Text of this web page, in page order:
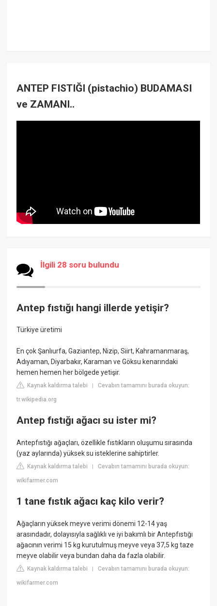
ANTEP FISTIĞI (pistachio) BUDAMASI
ve ZAMANI..
İlgili 28 soru bulundu
Antep fıstığı hangi illerde yetişir?
Türkiye üretimi
En çok Şanlıurfa, Gaziantep, Nizip, Siirt, Kahramanmaraş,
Adıyaman, Diyarbakır, Karaman ve Göksu kenarındaki
hemen hemen her bölgede yetişir.
Kaynak kaldırma talebi |Cevabın tamamını burada okuyun:
tr.wikipedia.org
Antep fıstığı ağacı su ister mi?
Antepfıstığı ağaçları, özellikle fıstıkların oluşumu sırasında
(yaz aylarında) yüksek su isteklerine sahiptirler.
Kaynak kaldırma talebi |Cevabın tamamını burada okuyun:
wikifarmer.com
1 tane fıstık ağacı kaç kilo verir?
Ağaçların yüksek meyve verimi dönemi 12-14 yaş
arasındadır, dolayısıyla sağlıklı ve iyi bakımlı bir Antepfıstığı
ağacının verimi 15 kg kurutulmuş meyve veya 37,5 kg taze
meyve olabilir veya bundan daha da fazla olabilir.
Kaynak kaldırma talebi |Cevabın tamamını burada okuyun:
wikifarmer.com